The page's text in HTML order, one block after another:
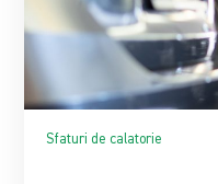
Sfaturi de calatorie